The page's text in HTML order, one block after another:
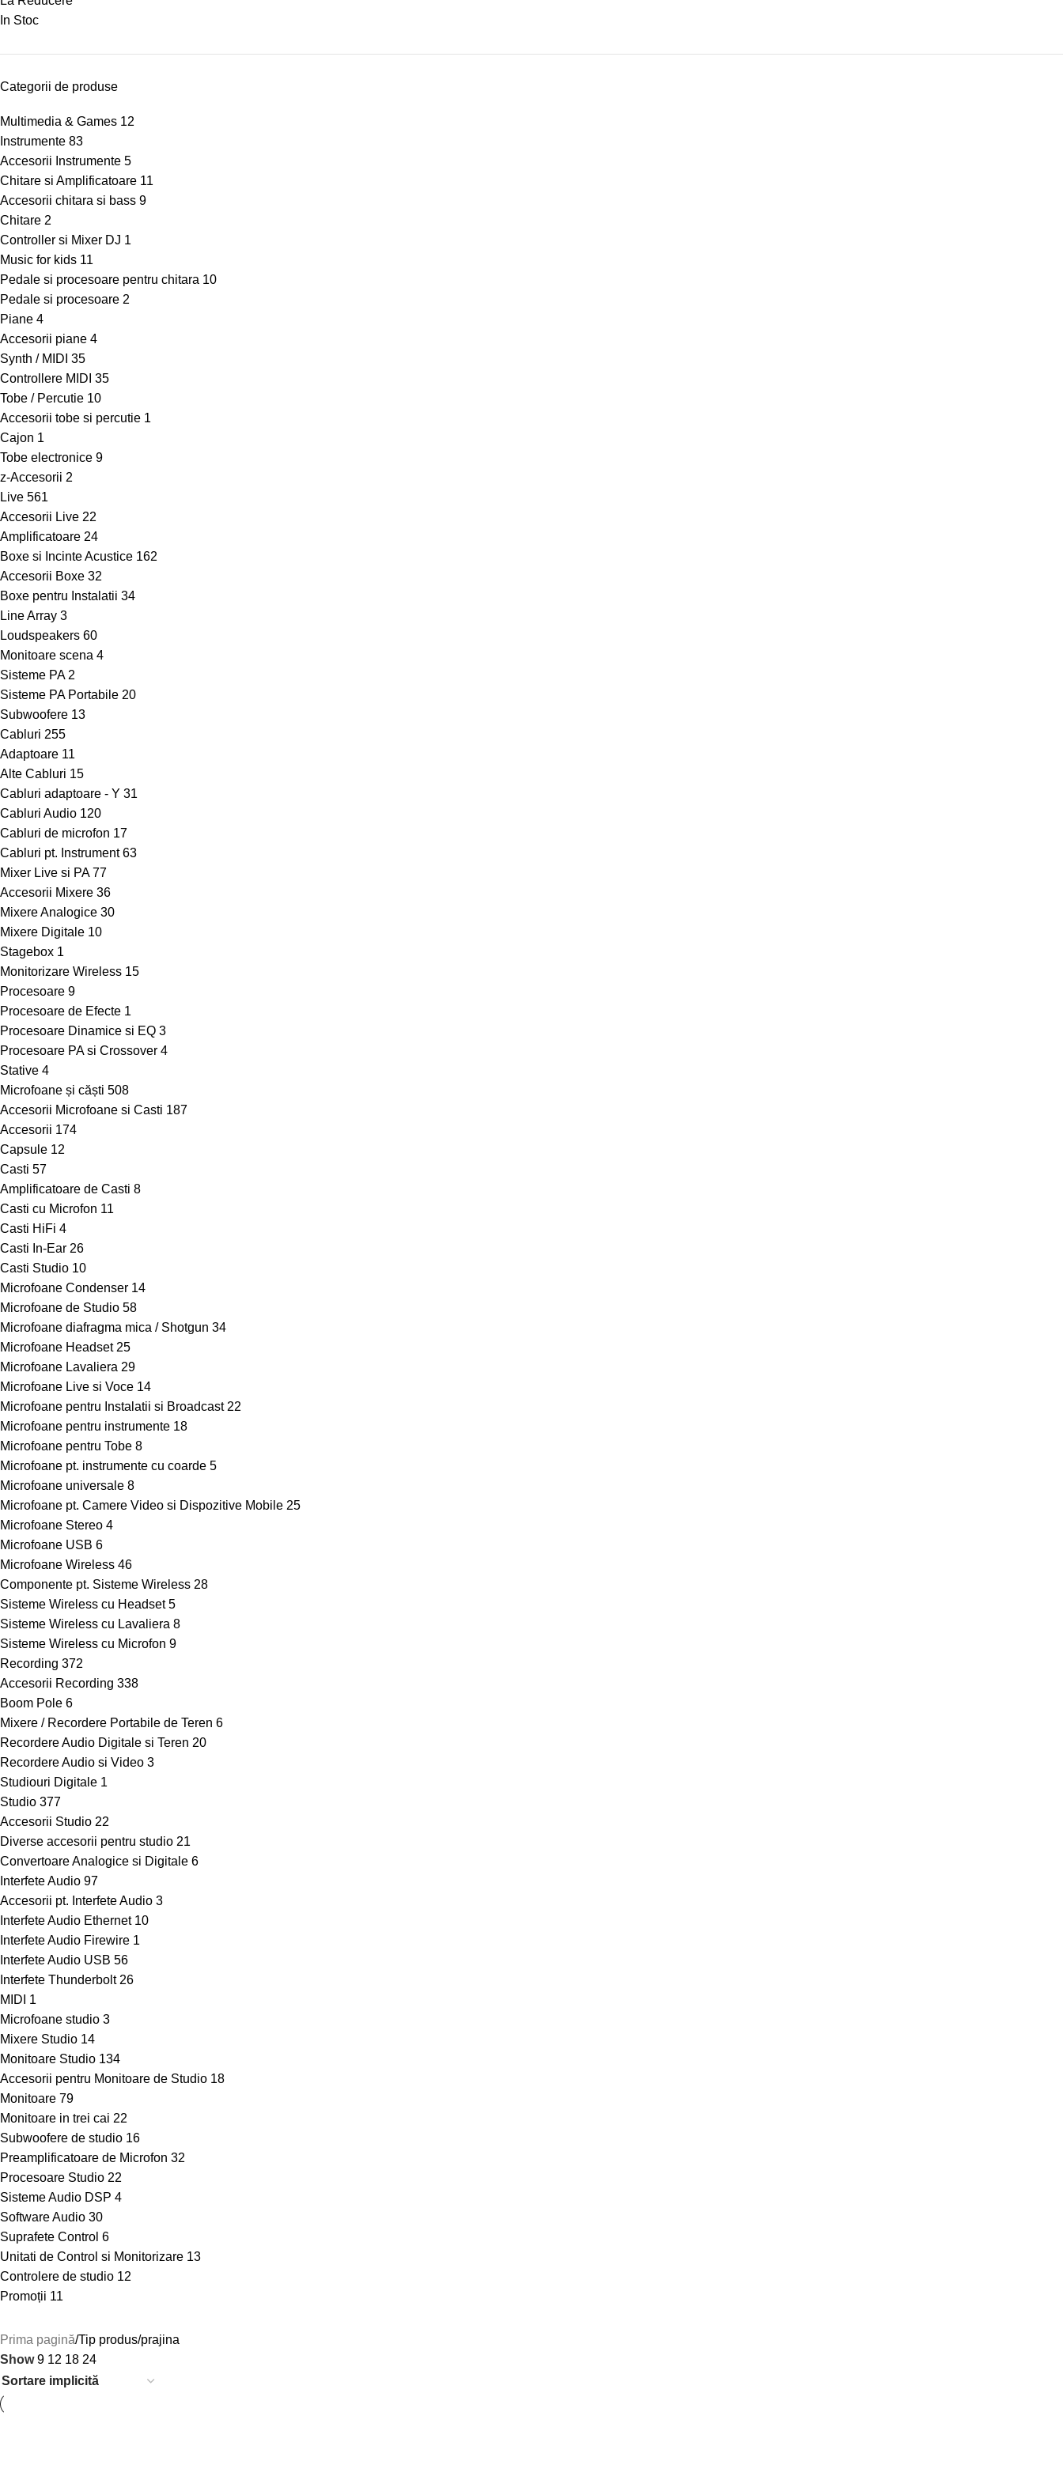
In Stoc
Categorii de produse
Multimedia & Games 12
Instrumente 83
Accesorii Instrumente 5
Chitare si Amplificatoare 11
Accesorii chitara si bass 9
Chitare 2
Controller si Mixer DJ 1
Music for kids 11
Pedale si procesoare pentru chitara 10
Pedale si procesoare 2
Piane 4
Accesorii piane 4
Synth / MIDI 35
Controllere MIDI 35
Tobe / Percutie 10
Accesorii tobe si percutie 1
Cajon 1
Tobe electronice 9
z-Accesorii 2
Live 561
Accesorii Live 22
Amplificatoare 24
Boxe si Incinte Acustice 162
Accesorii Boxe 32
Boxe pentru Instalatii 34
Line Array 3
Loudspeakers 60
Monitoare scena 4
Sisteme PA 2
Sisteme PA Portabile 20
Subwoofere 13
Cabluri 255
Adaptoare 11
Alte Cabluri 15
Cabluri adaptoare - Y 31
Cabluri Audio 120
Cabluri de microfon 17
Cabluri pt. Instrument 63
Mixer Live si PA 77
Accesorii Mixere 36
Mixere Analogice 30
Mixere Digitale 10
Stagebox 1
Monitorizare Wireless 15
Procesoare 9
Procesoare de Efecte 1
Procesoare Dinamice si EQ 3
Procesoare PA si Crossover 4
Stative 4
Microfoane și căști 508
Accesorii Microfoane si Casti 187
Accesorii 174
Capsule 12
Casti 57
Amplificatoare de Casti 8
Casti cu Microfon 11
Casti HiFi 4
Casti In-Ear 26
Casti Studio 10
Microfoane Condenser 14
Microfoane de Studio 58
Microfoane diafragma mica / Shotgun 34
Microfoane Headset 25
Microfoane Lavaliera 29
Microfoane Live si Voce 14
Microfoane pentru Instalatii si Broadcast 22
Microfoane pentru instrumente 18
Microfoane pentru Tobe 8
Microfoane pt. instrumente cu coarde 5
Microfoane universale 8
Microfoane pt. Camere Video si Dispozitive Mobile 25
Microfoane Stereo 4
Microfoane USB 6
Microfoane Wireless 46
Componente pt. Sisteme Wireless 28
Sisteme Wireless cu Headset 5
Sisteme Wireless cu Lavaliera 8
Sisteme Wireless cu Microfon 9
Recording 372
Accesorii Recording 338
Boom Pole 6
Mixere / Recordere Portabile de Teren 6
Recordere Audio Digitale si Teren 20
Recordere Audio si Video 3
Studiouri Digitale 1
Studio 377
Accesorii Studio 22
Diverse accesorii pentru studio 21
Convertoare Analogice si Digitale 6
Interfete Audio 97
Accesorii pt. Interfete Audio 3
Interfete Audio Ethernet 10
Interfete Audio Firewire 1
Interfete Audio USB 56
Interfete Thunderbolt 26
MIDI 1
Microfoane studio 3
Mixere Studio 14
Monitoare Studio 134
Accesorii pentru Monitoare de Studio 18
Monitoare 79
Monitoare in trei cai 22
Subwoofere de studio 16
Preamplificatoare de Microfon 32
Procesoare Studio 22
Sisteme Audio DSP 4
Software Audio 30
Suprafete Control 6
Unitati de Control si Monitorizare 13
Controlere de studio 12
Promoții 11
Prima pagină Tip produs prajina
Show9 12 18 24